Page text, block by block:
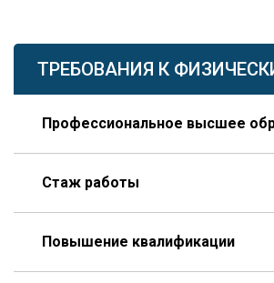
ТРЕБОВАНИЯ К
Профессиональное высшее
проектирования.
Стаж работы
или больше, 3 года из которых – на
Повышение квалификации